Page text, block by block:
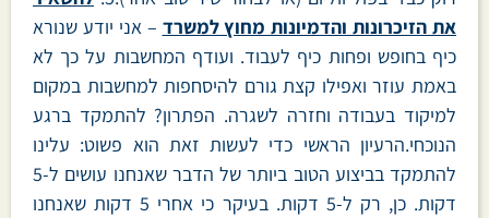
את הזיכרונות והדמיונות מחוץ למשרד – אני יודע שנורא
כיף בחופש ופחות כיף לעבוד. ועודף המחשבות על כך לא
באמת עוזר ואפילו קצת גורם להיסחפות למחשבות במקום
למיקוד בעבודה וחזרה לשגרה. הפתרון? להתמקד ברגע
הנוכחי.הרעיון הראשי כדי לעשות זאת הוא פשוט: עלינו
להתמקד בביצוע הטוב ביותר של הדבר שאנחנו עושים ל-5
דקות. כן, רק ל-5 דקות. בעיקר כי אחרי 5 דקות שאנחנו